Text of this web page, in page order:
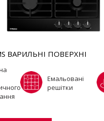
ВАРИЛЬНІ ПОВЕРХНІ
Емальовані
решітки